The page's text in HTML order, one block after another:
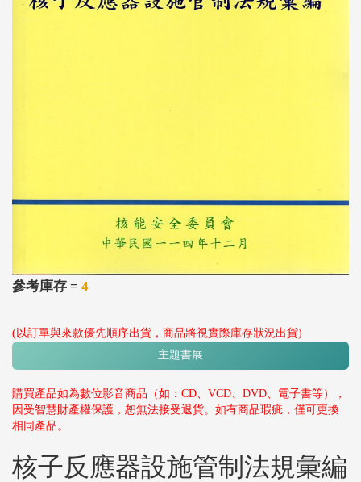
參考庫存 = 4
(以訂單與來款優先順序出貨，商品將視實際庫存狀況出貨)
主題書展
購買產品如為數位影音商品（如：CD、VCD、DVD、電子書等），
因受智慧財產權保護，恕無法接受退貨。如有商品瑕疵，僅可更換
相同產品。
核子反應器設施管制法規彙編